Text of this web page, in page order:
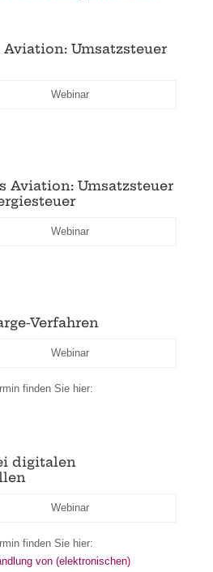
Aviation: Umsatzsteuer
Webinar
Aviation: Umsatzsteuer
Webinar
Verfahren
Webinar
finden Sie hier:
digitalen
Webinar
finden Sie hier:
von (elektronischen)